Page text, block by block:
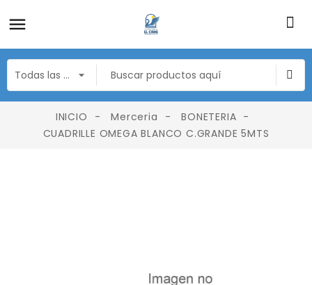
INICIO Merceria
BONETERIA
CUADRILLE OMEGA BLANCO C.GRANDE 5MTS